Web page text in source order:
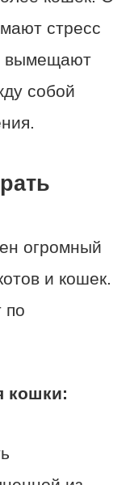
стресс
вымещают
собой
огромный
и кошек.
по
кошки: